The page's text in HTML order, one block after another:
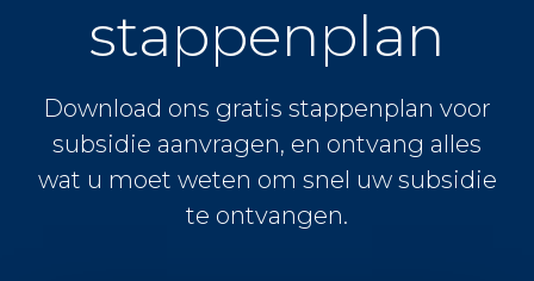
stappenplan
Download ons gratis stappenplan voor
subsidie aanvragen, en ontvang alles
wat u moet weten om snel uw subsidie
te ontvangen.